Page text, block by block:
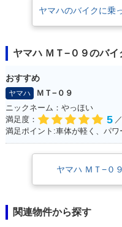
装備した（2024年モデルの国
AMT搭載車には、クラッチレバ
二輪免許で運転可能となった
MT-09に変更された。
ヤマハのバイクに乗
ヤマハ ＭＴ−０９のバイ
おすすめ
ヤマハ
ＭＴ−０９
ニックネーム：やっほい
満足度：
5
ヤマハ ＭＴ−０
関連物件から探す